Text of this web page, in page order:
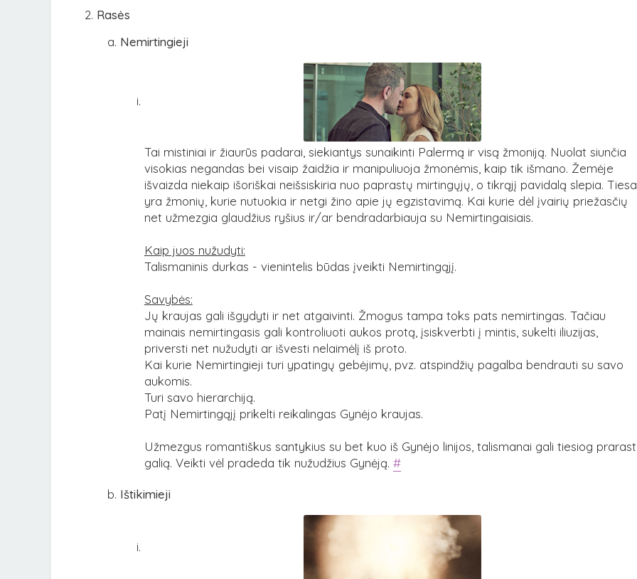
Rasės
Nemirtingieji
Tai mistiniai ir žiaurūs padarai, siekiantys sunaikinti Palermą ir visą žmoniją. Nuolat siunčia
visokias negandas bei visaip žaidžia ir manipuliuoja žmonėmis, kaip tik išmano. Žemėje
išvaizda niekaip išoriškai neišsiskiria nuo paprastų mirtingųjų, o tikrąjį pavidalą slepia.
yra žmonių, kurie nutuokia ir netgi žino apie jų egzistavimą. Kai kurie dėl įvairių priežasčių
net užmezgia glaudžius ryšius ir/ar bendradarbiauja su Nemirtingaisiais.
Kaip juos nužudyti:
Talismaninis durkas - vienintelis būdas įveikti Nemirtingąjį.
Savybės:
Jų kraujas gali išgydyti ir net atgaivinti. Žmogus tampa toks pats nemirtingas. Tačiau
mainais nemirtingasis gali kontroliuoti aukos protą, įsiskverbti į mintis, sukelti iliuzijas,
priversti net nužudyti ar išvesti nelaimėlį iš proto.
Kai kurie Nemirtingieji turi ypatingų gebėjimų, pvz. atspindžių pagalba bendrauti su savo
aukomis.
Turi savo hierarchiją.
Patį Nemirtingąjį prikelti reikalingas Gynėjo kraujas.
Užmezgus romantiškus santykius su bet kuo iš Gynėjo linijos, talismanai gali tiesiog
galią. Veikti vėl pradeda tik nužudžius Gynėją. #
Ištikimieji